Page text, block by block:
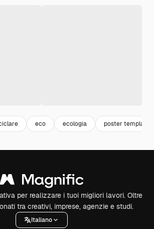
eco ecologia poster template
per realizzare i tuoi migliori lavori. Oltre
tra creativi, imprese, agenzie e studi.
Italiano